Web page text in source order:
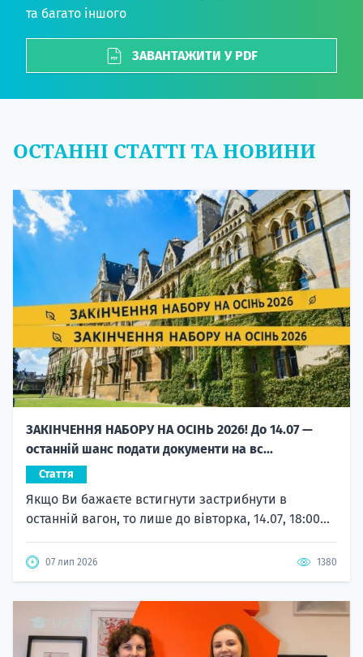
та багато іншого
ЗАВАНТАЖИТИ У PDF
ОСТАННІ СТАТТІ ТА НОВИНИ
ЗАКІНЧЕННЯ НАБОРУ НА ОСІНЬ 2026! До 14.07 —
останній шанс подати документи на вс...
Стаття
Якщо Ви бажаєте встигнути застрибнути в
останній вагон, то лише до вівторка, 14.07, 18:00...
07 лип 2026 1380